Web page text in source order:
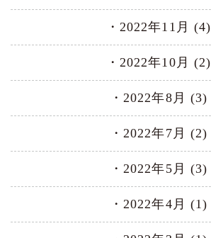
2022年11月 (4)
2022年10月 (2)
2022年8月 (3)
2022年7月 (2)
2022年5月 (3)
2022年4月 (1)